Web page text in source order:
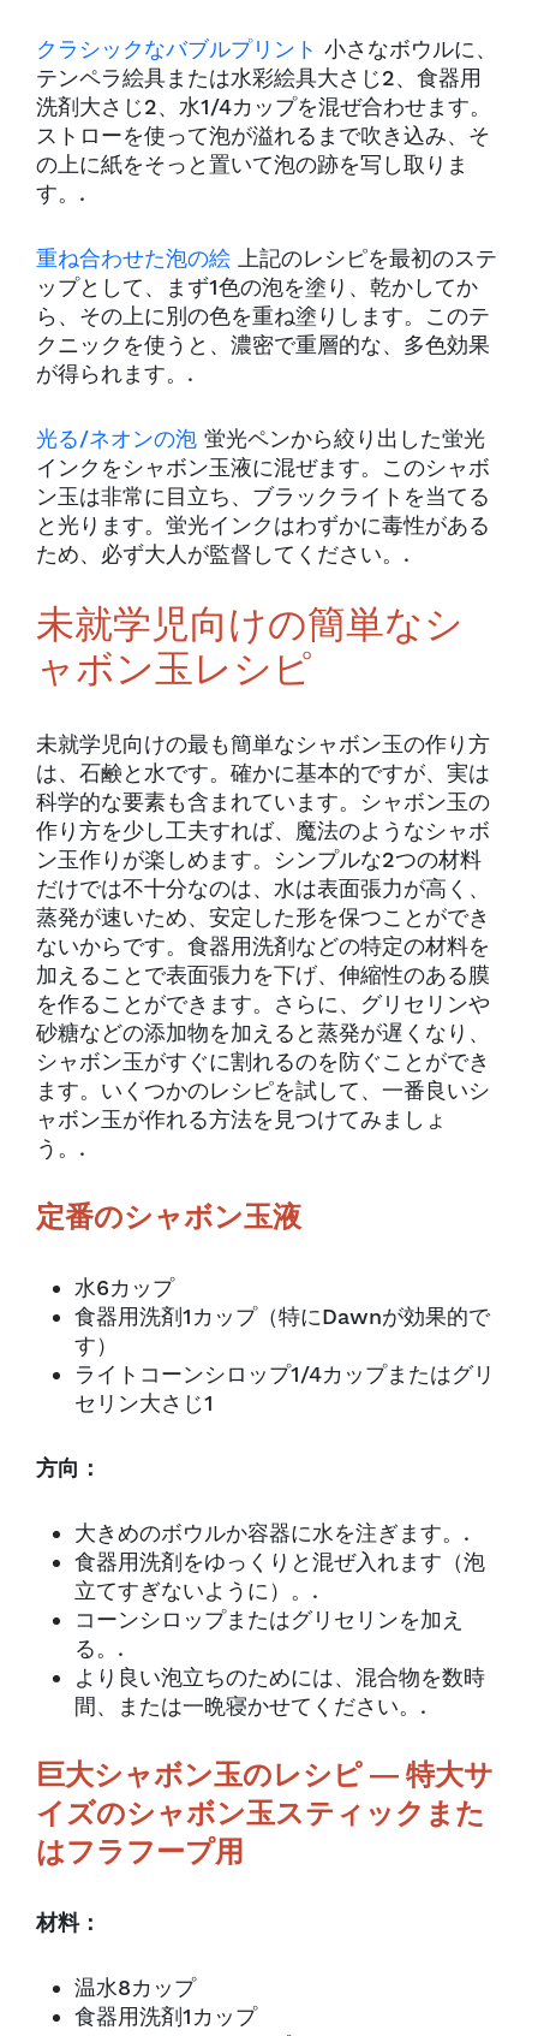
クラシックなバブルプリント 小さなボウルに、
テンペラ絵具または水彩絵具大さじ2、食器用
洗剤大さじ2、水1/4カップを混ぜ合わせます。
ストローを使って泡が溢れるまで吹き込み、そ
の上に紙をそっと置いて泡の跡を写し取りま
す。.
重ね合わせた泡の絵 上記のレシピを最初のステ
ップとして、まず1色の泡を塗り、乾かしてか
ら、その上に別の色を重ね塗りします。このテ
クニックを使うと、濃密で重層的な、多色効果
が得られます。.
光る/ネオンの泡 蛍光ペンから絞り出した蛍光
インクをシャボン玉液に混ぜます。このシャボ
ン玉は非常に目立ち、ブラックライトを当てる
と光ります。蛍光インクはわずかに毒性がある
ため、必ず大人が監督してください。.
未就学児向けの簡単なシ
ャボン玉レシピ
未就学児向けの最も簡単なシャボン玉の作り方
は、石鹸と水です。確かに基本的ですが、実は
科学的な要素も含まれています。シャボン玉の
作り方を少し工夫すれば、魔法のようなシャボ
ン玉作りが楽しめます。シンプルな2つの材料
だけでは不十分なのは、水は表面張力が高く、
蒸発が速いため、安定した形を保つことができ
ないからです。食器用洗剤などの特定の材料を
加えることで表面張力を下げ、伸縮性のある膜
を作ることができます。さらに、グリセリンや
砂糖などの添加物を加えると蒸発が遅くなり、
シャボン玉がすぐに割れるのを防ぐことができ
ます。いくつかのレシピを試して、一番良いシ
ャボン玉が作れる方法を見つけてみましょ
う。.
定番のシャボン玉液
水6カップ
食器用洗剤1カップ（特にDawnが効果的で
す）
ライトコーンシロップ1/4カップまたはグリ
セリン大さじ1
方向：
大きめのボウルか容器に水を注ぎます。.
食器用洗剤をゆっくりと混ぜ入れます（泡
立てすぎないように）。.
コーンシロップまたはグリセリンを加え
る。.
より良い泡立ちのためには、混合物を数時
間、または一晩寝かせてください。.
巨大シャボン玉のレシピ ― 特大サ
イズのシャボン玉スティックまた
はフラフープ用
材料：
温水8カップ
食器用洗剤1カップ